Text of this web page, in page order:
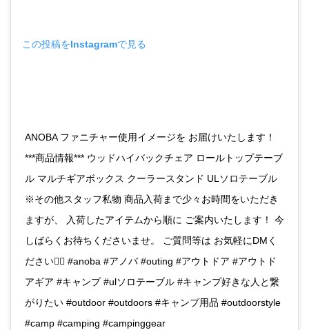
この投稿をInstagramで見る
ANOBA ファニチャー使用イメージを お届けいたします！
***商品情報*** ウッドハイバックチェア ロールトップテーブ
ル マルチギアボックス クーラースタンド ULソロテーブル
※その他スタッフ私物 商品入荷まで少々お時間をいただき
ますが、 入荷したアイテムから順に ご案内いたします！ 今
しばらくお待ちくださいませ。 ご質問等は お気軽にDMく
ださい🙇‍♂️ #anoba #アノバ #outing #アウトドア #アウトド
アギア #キャンプ #ulソロテーブル #キャンプ好きな人と繋
がりたい #outdoor #outdoors #キャンプ用品 #outdoorstyle
#camp #camping #campinggear